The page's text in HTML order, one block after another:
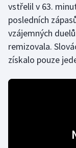
Rychlostní
Short track
Sportovní střelba
vstřelil v 63.
posledních
vzájemných
remizovala.
získalo pouze